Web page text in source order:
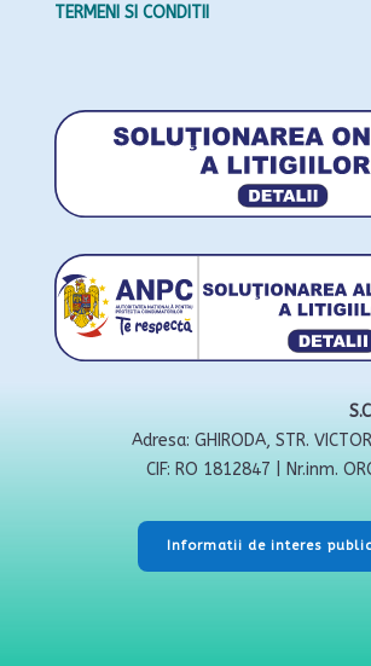
TERMENI SI CONDITII
Adresa: GHIRODA, STR.
CIF: RO 1812847 | Nr.inm.
Informatii de interes public